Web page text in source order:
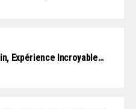
Expérience Incroyable…